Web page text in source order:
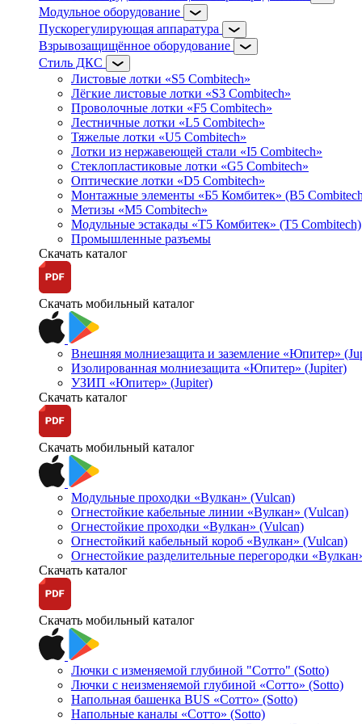
Модульное оборудование
Пускорегулирующая аппаратура
Взрывозащищённое оборудование
Стиль ДКС
Листовые лотки «S5 Combitech»
Лёгкие листовые лотки «S3 Combitech»
Проволочные лотки «F5 Combitech»
Лестничные лотки «L5 Combitech»
Тяжелые лотки «U5 Combitech»
Лотки из нержавеющей стали «I5 Combitech»
Стеклопластиковые лотки «G5 Combitech»
Оптические лотки «D5 Combitech»
Монтажные элементы «Б5 Комбитек» (B5
Метизы «M5 Combitech»
Модульные эстакады «Т5 Комбитек» (T5 Combitech)
Промышленные разъемы
Скачать каталог
Скачать мобильный каталог
Внешняя молниезащита и заземление «Юпитер»
Изолированная молниезащита «Юпитер» (Jupiter)
УЗИП «Юпитер» (Jupiter)
Скачать каталог
Скачать мобильный каталог
Модульные проходки «Вулкан» (Vulcan)
Огнестойкие кабельные линии «Вулкан» (Vulcan)
Огнестойкие проходки «Вулкан» (Vulcan)
Огнестойкий кабельный короб «Вулкан» (Vulcan)
Огнестойкие разделительные перегородки
Скачать каталог
Скачать мобильный каталог
Лючки с изменяемой глубиной "Сотто" (Sotto)
Лючки с неизменяемой глубиной «Сотто» (Sotto)
Напольная башенка BUS «Сотто» (Sotto)
Напольные каналы «Сотто» (Sotto)